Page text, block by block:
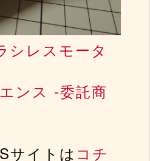
シレスモータ
ンス -委託商
サイトは コチ